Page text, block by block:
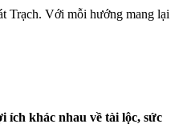
Trạch. Với mỗi hướng mang lại
ích khác nhau về tài lộc, sức